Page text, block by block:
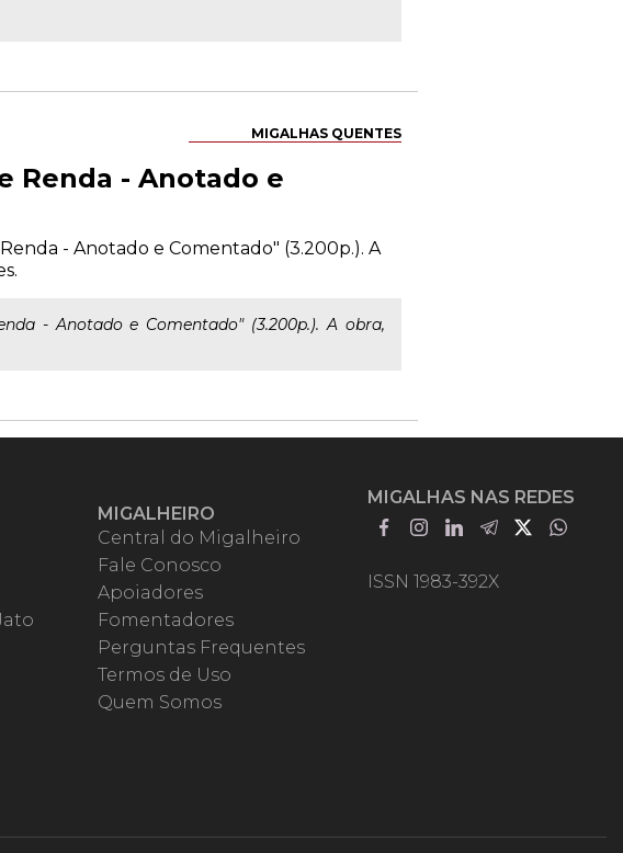
MIGALHAS QUENTES
Renda - Anotado e
- Anotado e Comentado" (3.200p.). A
- Anotado e Comentado" (3.200p.). A obra,
MIGALHEIRO
Central do Migalheiro
Fale Conosco
Apoiadores
Fomentadores
Perguntas Frequentes
Termos de Uso
Quem Somos
MIGALHAS NAS REDES
ISSN 1983-392X